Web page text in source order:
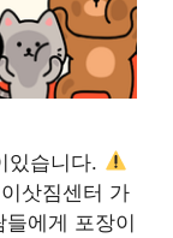
있습니다.
삿짐센터 가
에게 포장이